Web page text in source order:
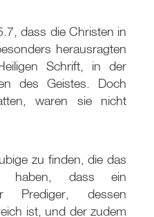
dass die Christen in
herausragten
Schrift, in der
des Geistes. Doch
waren sie nicht
zu finden, die das
haben, dass ein
Prediger, dessen
ist, und der zudem